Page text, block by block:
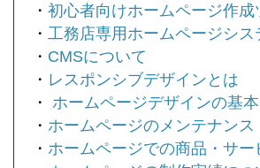
・ 初心者向けホームページ作成
・ 工務店専用ホームページシス
・ CMSについて
・ レスポンシブデザインとは
・
ホームページデザインの基本
・ ホームページのメンテナンス
・ ホームページでの商品・サー